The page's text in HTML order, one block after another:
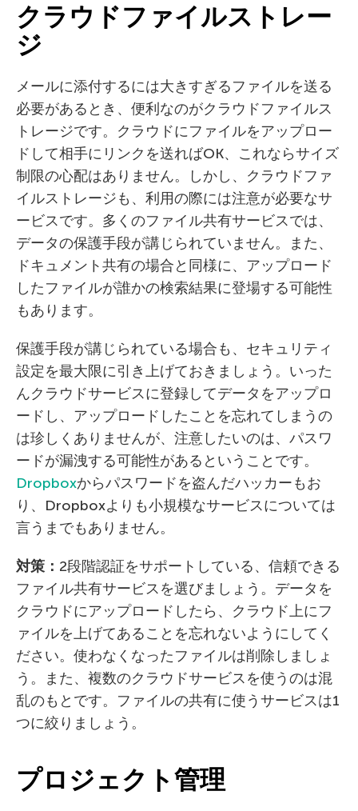
クラウドファイルストレー
ジ
メールに添付するには大きすぎるファイルを送る
必要があるとき、便利なのがクラウドファイルス
トレージです。クラウドにファイルをアップロー
ドして相手にリンクを送ればOK、これならサイズ
制限の心配はありません。しかし、クラウドファ
イルストレージも、利用の際には注意が必要なサ
ービスです。多くのファイル共有サービスでは、
データの保護手段が講じられていません。また、
ドキュメント共有の場合と同様に、アップロード
したファイルが誰かの検索結果に登場する可能性
もあります。
保護手段が講じられている場合も、セキュリティ
設定を最大限に引き上げておきましょう。いった
んクラウドサービスに登録してデータをアップロ
ードし、アップロードしたことを忘れてしまうの
は珍しくありませんが、注意したいのは、パスワ
ードが漏洩する可能性があるということです。
Dropboxからパスワードを盗んだハッカーもお
り、Dropboxよりも小規模なサービスについては
言うまでもありません。
対策： 2段階認証をサポートしている、信頼できる
ファイル共有サービスを選びましょう。データを
クラウドにアップロードしたら、クラウド上にフ
ァイルを上げてあることを忘れないようにしてく
ださい。使わなくなったファイルは削除しましょ
う。また、複数のクラウドサービスを使うのは混
乱のもとです。ファイルの共有に使うサービスは1
つに絞りましょう。
プロジェクト管理